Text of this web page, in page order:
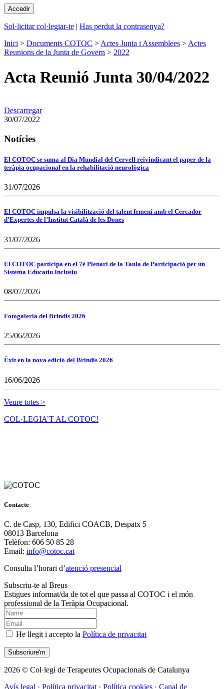
Sol·licitar col·legiar-te | Has perdut la contrasenya?
Inici > Documents COTOC > Actes Junta i Assemblees > Actes
Reunions de la Junta de Govern > 2022
Acta Reunió Junta 30/04/2022
Descarregar
30/07/2022
Notícies
El COTOC se suma al Dia Mundial del Cervell reivindicant el paper de la
teràpia ocupacional en la rehabilitació neurològica
31/07/2026
El COTOC impulsa la visibilització del talent femení amb el Cercador
d’Expertes de l’Institut Català de les Dones
31/07/2026
El COTOC participa en el 7è Plenari de la Taula de Participació per un
Sistema Educatiu Inclusiu
08/07/2026
Fotogaleria del Brindis 2026
25/06/2026
Èxit en la nova edició del Brindis 2026
16/06/2026
Veure totes >
COL·LEGIA’T AL COTOC!
Contacte
C. de Casp, 130, Edifici COACB, Despatx 5
08013 Barcelona
Telèfon: 606 50 85 28
Email: info@cotoc.cat
Consulta l’horari d’atenció presencial
Subscriu-te al Breus
Estigues informat/da de tot el que passa al COTOC i el món
professional de la Teràpia Ocupacional.
He llegit i accepto la Política de privacitat
2026 © Col·legi de Terapeutes Ocupacionals de Catalunya
Avís legal · Política privacitat · Política cookies · Canal de